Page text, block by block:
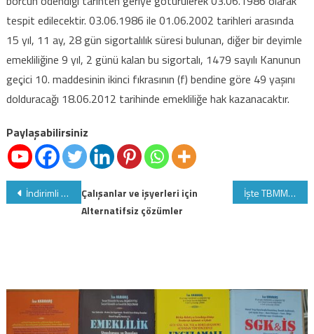
tespit edilecektir. 03.06.1986 ile 01.06.2002 tarihleri arasında
15 yıl, 11 ay, 28 gün sigortalılık süresi bulunan, diğer bir deyimle
emekliliğine 9 yıl, 2 günü kalan bu sigortalı, 1479 sayılı Kanunun
geçici 10. maddesinin ikinci fıkrasının (f) bendine göre 49 yaşını
dolduracağı 18.06.2012 tarihinde emekliliğe hak kazanacaktır.
Paylaşabilirsiniz
Yazı
gezinmesi
İndirimli oranlı Katma Değer Vergisi’nin iadesi sorunu İşte TBMM komisyonunda kabul edilen yeni Belediyeler Tasarısı ne getiriyor ne götürüyor!!!
Çalışanlar ve işyerleri için
Alternatifsiz çözümler